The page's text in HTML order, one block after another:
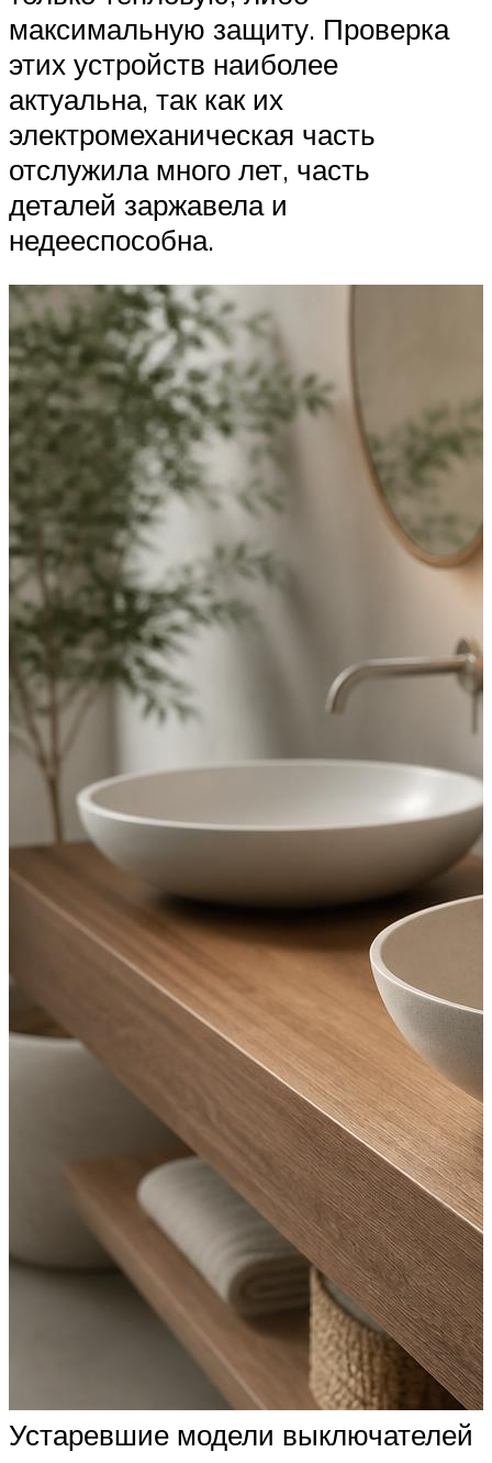
максимальную защиту. Проверка
этих устройств наиболее
актуальна, так как их
электромеханическая часть
отслужила много лет, часть
деталей заржавела и
недееспособна.
Устаревшие модели выключателей